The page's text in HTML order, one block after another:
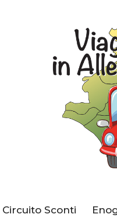
Circuito Sconti